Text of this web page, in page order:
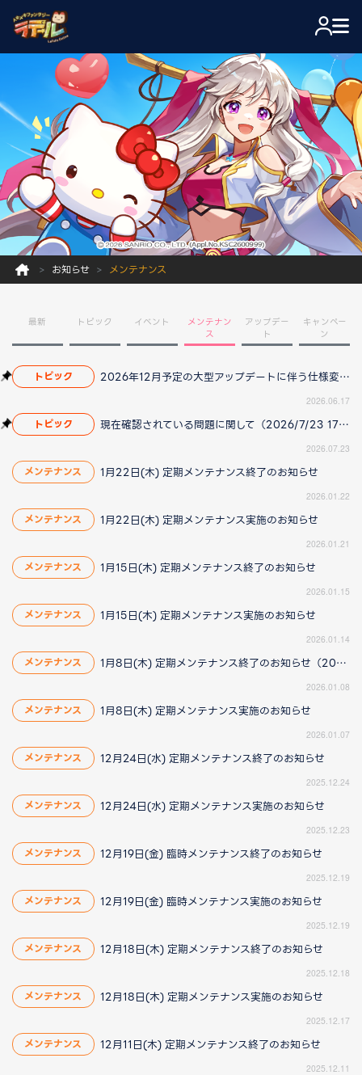
お知らせ メンテナンス
最新 トピック イベント
メンテナン
ス
アップデー
ト
キャンペー
ン
トピック 2026年12月予定の大型アップデートに伴う仕様変更のお知らせ
2026.06.17
トピック 現在確認されている問題に関して（2026/7/23 17:00更新）
2026.07.23
メンテナンス 1月22日(木) 定期メンテナンス終了のお知らせ
2026.01.22
メンテナンス 1月22日(木) 定期メンテナンス実施のお知らせ
2026.01.21
メンテナンス 1月15日(木) 定期メンテナンス終了のお知らせ
2026.01.15
メンテナンス 1月15日(木) 定期メンテナンス実施のお知らせ
2026.01.14
メンテナンス 1月8日(木) 定期メンテナンス終了のお知らせ（2026/1/8更新）
2026.01.08
メンテナンス 1月8日(木) 定期メンテナンス実施のお知らせ
2026.01.07
メンテナンス 12月24日(水) 定期メンテナンス終了のお知らせ
2025.12.24
メンテナンス 12月24日(水) 定期メンテナンス実施のお知らせ
2025.12.23
メンテナンス 12月19日(金) 臨時メンテナンス終了のお知らせ
2025.12.19
メンテナンス 12月19日(金) 臨時メンテナンス実施のお知らせ
2025.12.19
メンテナンス 12月18日(木) 定期メンテナンス終了のお知らせ
2025.12.18
メンテナンス 12月18日(木) 定期メンテナンス実施のお知らせ
2025.12.17
メンテナンス 12月11日(木) 定期メンテナンス終了のお知らせ
2025.12.11